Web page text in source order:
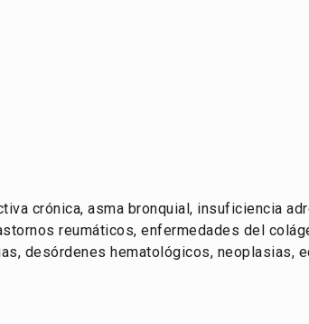
crónica, asma bronquial, insuficiencia
reumáticos, enfermedades del
desórdenes hematológicos, neoplasias,